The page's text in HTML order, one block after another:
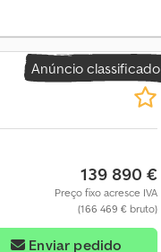
Anúncio classificado
139 890 €
Preço fixo acresce IVA
(166 469 € bruto)
Enviar pedido